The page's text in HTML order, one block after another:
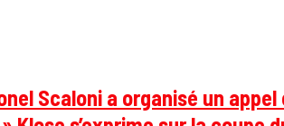
Scaloni a organisé un